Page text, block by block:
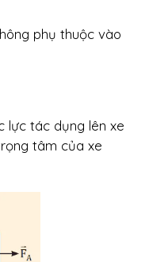
phụ thuộc vào
lực tác dụng lên xe
tâm của xe